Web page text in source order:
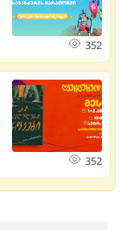
352
352